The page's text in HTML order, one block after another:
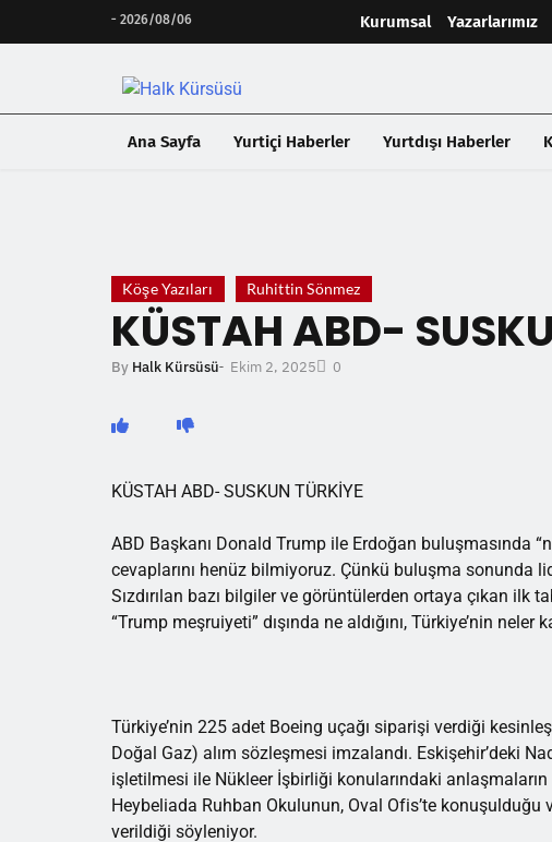
- 2026/08/06 Kurumsal Yazarlarımız
Ana Sayfa Yurtiçi Haberler Yurtdışı Haberler
Köşe Yazıları Ruhittin Sönmez
KÜSTAH ABD-
By Halk Kürsüsü- Ekim 2, 2025 0
KÜSTAH ABD- SUSKUN TÜRKİYE
ABD Başkanı Donald Trump ile Erdoğan buluşmasında
cevaplarını henüz bilmiyoruz. Çünkü buluşma sonunda
Sızdırılan bazı bilgiler ve görüntülerden ortaya çıkan ilk
“Trump meşruiyeti” dışında ne aldığını, Türkiye’nin neler
Türkiye’nin 225 adet Boeing uçağı siparişi verdiği
Doğal Gaz) alım sözleşmesi imzalandı. Eskişehir’deki
işletilmesi ile Nükleer İşbirliği konularındaki
Heybeliada Ruhban Okulunun, Oval Ofis’te konuşulduğu
verildiği söyleniyor.